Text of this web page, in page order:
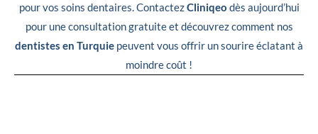
pour vos soins dentaires. ContactezCliniqeo dès aujourd’hui
pour une consultation gratuite et découvrez comment nos
dentistes en Turquie peuvent vous offrir un sourire éclatant à
moindre coût !